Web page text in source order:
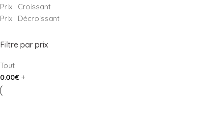
Prix : Croissant
Prix : Décroissant
Filtre par prix
Tout
0.00€ +